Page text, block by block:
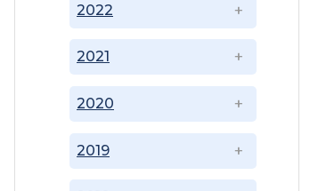
2019
2020
2021
2022